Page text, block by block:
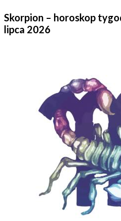
Skorpion – horoskop
lipca 2026